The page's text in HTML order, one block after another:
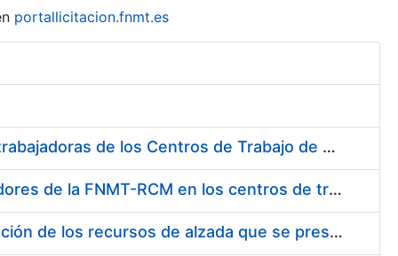
portallicitacion.fnmt.es
Suministro de Protectores Auditivos a medida para las personas trabajadoras de los Centros de Trabajo de Madrid y Burgos
Suministro de gafas graduadas antiproyecciones para los trabajadores de la FNMT-RCM en los centros de trabajo de Madrid y Burgos
Servicios de una empresa externa para el asesoramiento y resolución de los recursos de alzada que se presentan relacionados con procesos de selección para la FNMT-RCM